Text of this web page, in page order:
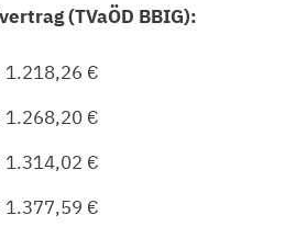
(TVaÖD BBIG):
1.218,26 €
1.268,20 €
1.314,02 €
1.377,59 €